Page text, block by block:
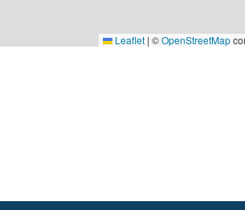
Leaflet | ©OpenStreetMap